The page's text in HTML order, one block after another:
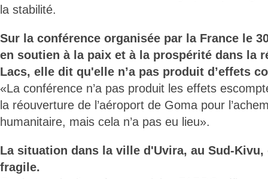
la stabilité.
Sur la conférence organisée par la France le
en soutien à la paix et à la prospérité dans la
Lacs, elle dit qu'elle n’a pas produit d’effets
«La conférence n’a pas produit les effets
la réouverture de l’aéroport de Goma pour
humanitaire, mais cela n’a pas eu lieu».
La situation dans la ville d'Uvira, au Sud-
fragile.